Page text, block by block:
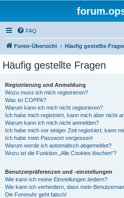
FAQ
Foren-Übersicht Häufig gestellte
Häufig gestellte Fragen
Registrierung und Anmeldung
Wozu muss ich mich registrieren?
Was ist COPPA?
Warum kann ich mich nicht registrieren?
Ich habe mich registriert, kann mich aber nicht
Warum kann ich mich nicht anmelden?
Ich habe mich vor einiger Zeit registriert, kann
Ich habe mein Passwort vergessen!
Warum werde ich automatisch abgemeldet?
Wozu ist die Funktion „Alle Cookies löschen“?
Benutzerpräferenzen und -einstellungen
Wie kann ich meine Einstellungen ändern?
Wie kann ich verhindern, dass mein
Die Forenuhr geht falsch!